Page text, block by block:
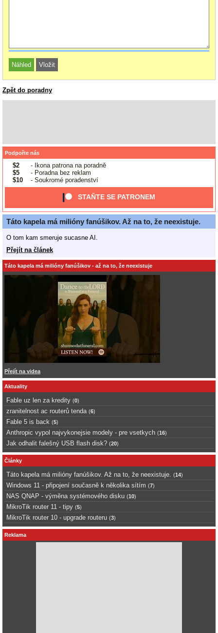
Zpět do poradny
Podpořte nás
$2
- Ikona patrona na poradně
$5
- Poradna bez reklam
$10
- Soukromé poradenství
STAŇTE SE PATRONEM
Táto kapela má milióny fanúšikov. Až na to, že neexistuje.
O tom kam smeruje sucasne AI.
Přejít na článek
Táto kapela má milióny fanúšikov - až na to, že neexistuje
Přejít na videa
Aktuality
Fable uz len za kredity (0)
zranitelnost ac routerů tenda (6)
Fable 5 is back (5)
Anthropic vypol najvykonejsie modely - pre vsetkych (16)
Jak odhalit falešný USB flash disk? (20)
Články
Táto kapela má milióny fanúšikov. Až na to, že neexistuje. (14)
Windows 11 - připojení současně k několika sítím (7)
NAS QNAP - výměna systémového disku (10)
MikroTik router 11 - tipy (5)
MikroTik router 10 - upgrade routeru (3)
Reklama